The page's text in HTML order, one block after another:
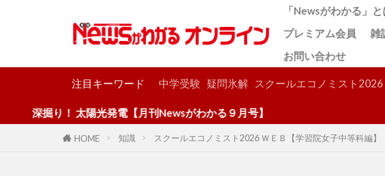
「Newsがわかる」と
プレミアム会員
雑
お問い合わせ
注目キーワード 中学受験 疑問氷解 スクールエコノミスト2026
太陽光発電【月刊Newsがわかる９月号】
HOME 知識 スクールエコノミスト2026 ＷＥＢ【学習院女子中等科編】